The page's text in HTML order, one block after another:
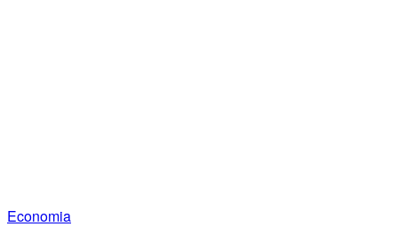
Economia